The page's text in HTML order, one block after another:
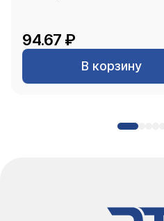
94.67 ₽
В корзину